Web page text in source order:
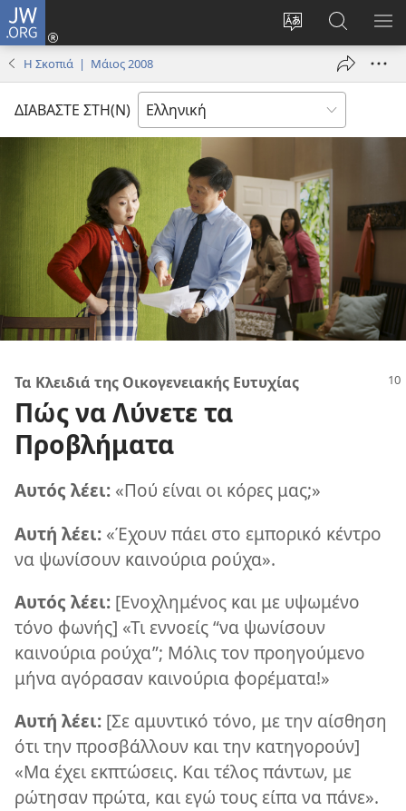
JW.ORG
Αλλαγή
γλώσσας
ιστότοπου
Σύνδεση
(ανοίγει
παράθυρο)
στο
JW.ORG
Η Σκοπιά | Μάιος 2008
ΔΙΑΒΑΣΤΕ ΣΤΗ(Ν)
Τα Κλειδιά της Οικογενειακής Ευτυχίας
Πώς να Λύνετε τα
Προβλήματα
Αυτός λέει: «Πού είναι οι κόρες μας;»
Αυτή λέει: «Έχουν πάει στο εμπορικό κέντρο
να ψωνίσουν καινούρια ρούχα».
Αυτός λέει: [Ενοχλημένος και με υψωμένο
τόνο φωνής] «Τι εννοείς “να ψωνίσουν
καινούρια ρούχα”; Μόλις τον προηγούμενο
μήνα αγόρασαν καινούρια φορέματα!»
Αυτή λέει: [Σε αμυντικό τόνο, με την αίσθηση
ότι την προσβάλλουν και την κατηγορούν]
«Μα έχει εκπτώσεις. Και τέλος πάντων, με
ρώτησαν πρώτα, και εγώ τους είπα να πάνε».